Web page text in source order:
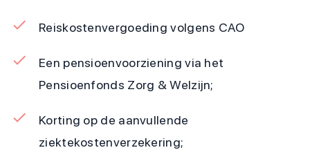
Reiskostenvergoeding volgens CAO
Een pensioenvoorziening via het
Pensioenfonds Zorg & Welzijn;
Korting op de aanvullende
ziektekostenverzekering;